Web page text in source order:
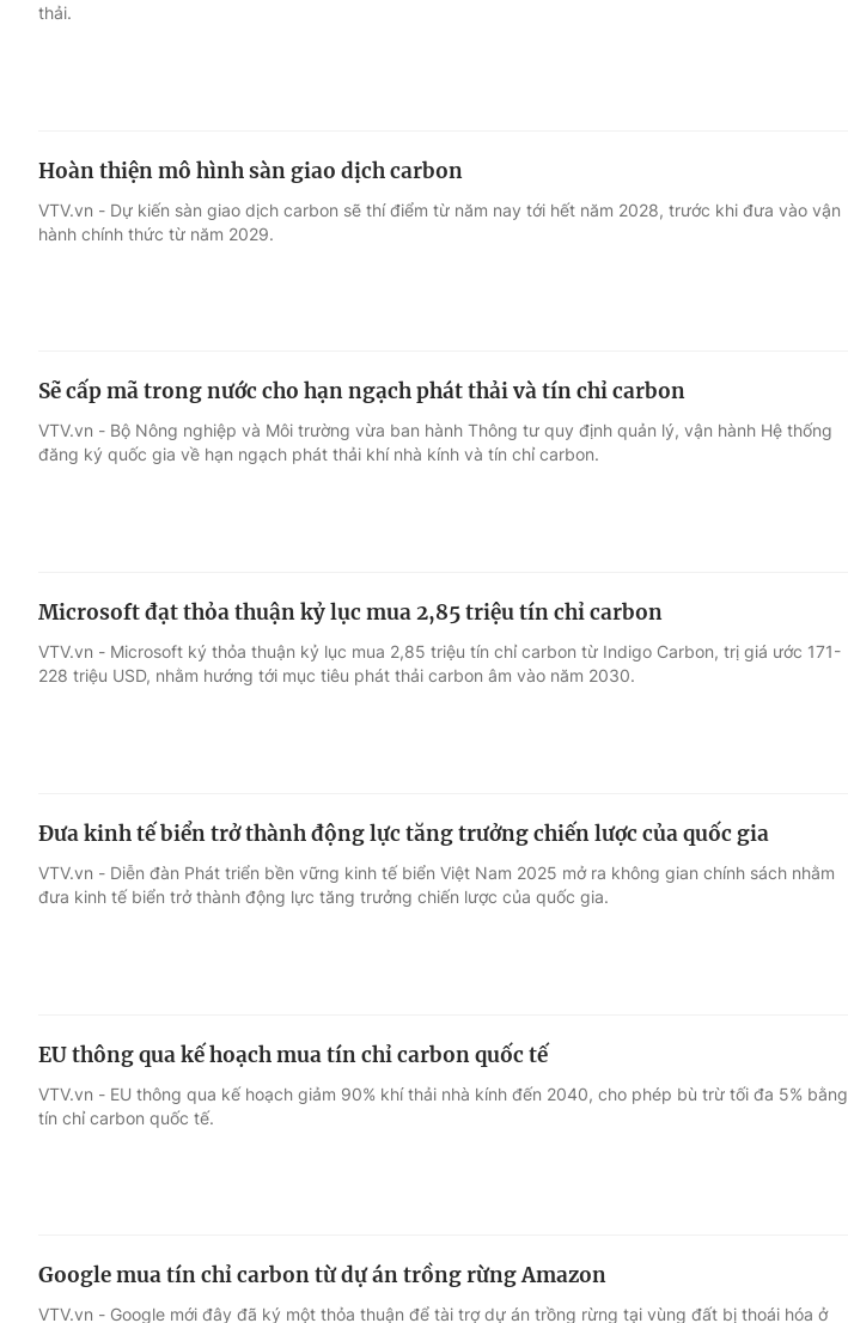
thải.
Hoàn thiện mô hình sàn giao dịch carbon
VTV.vn - Dự kiến sàn giao dịch carbon sẽ thí điểm từ năm nay tới hết năm 2028, trước khi đưa vào vận
hành chính thức từ năm 2029.
Sẽ cấp mã trong nước cho hạn ngạch phát thải và tín chỉ carbon
VTV.vn - Bộ Nông nghiệp và Môi trường vừa ban hành Thông tư quy định quản lý, vận hành Hệ thống
đăng ký quốc gia về hạn ngạch phát thải khí nhà kính và tín chỉ carbon.
Microsoft đạt thỏa thuận kỷ lục mua 2,85 triệu tín chỉ carbon
VTV.vn - Microsoft ký thỏa thuận kỷ lục mua 2,85 triệu tín chỉ carbon từ Indigo Carbon, trị giá ước 171-
228 triệu USD, nhằm hướng tới mục tiêu phát thải carbon âm vào năm 2030.
Đưa kinh tế biển trở thành động lực tăng trưởng chiến lược của quốc gia
VTV.vn - Diễn đàn Phát triển bền vững kinh tế biển Việt Nam 2025 mở ra không gian chính sách nhằm
đưa kinh tế biển trở thành động lực tăng trưởng chiến lược của quốc gia.
EU thông qua kế hoạch mua tín chỉ carbon quốc tế
VTV.vn - EU thông qua kế hoạch giảm 90% khí thải nhà kính đến 2040, cho phép bù trừ tối đa 5% bằng
tín chỉ carbon quốc tế.
Google mua tín chỉ carbon từ dự án trồng rừng Amazon
VTV.vn - Google mới đây đã ký một thỏa thuận để tài trợ dự án trồng rừng tại vùng đất bị thoái hóa ở